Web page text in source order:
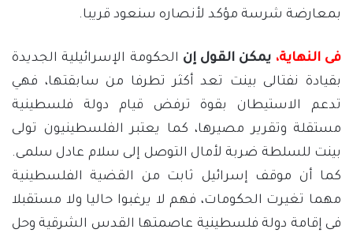
بمعارضة شرسة مؤكد لأنصاره سنعود قريبا.
فى النهاية، يمكن القول إن الحكومة الإسرائيلية الجديدة
بقيادة نفتالى بينت تعد أكثر تطرفا من سابقتها، فهي
تدعم الاستيطان بقوة ترفض قيام دولة فلسطينية
مستقلة وتقرير مصيرها، كما يعتبر الفلسطينيون تولى
بينت للسلطة ضربة لأمال التوصل إلى سلام عادل سلمى.
كما أن موقف إسرائيل ثابت من القضية الفلسطينية
مهما تغيرت الحكومات، فهم لا يرغبوا حاليا ولا مستقبلا
فى إقامة دولة فلسطينية عاصمتها القدس الشرقية وحل